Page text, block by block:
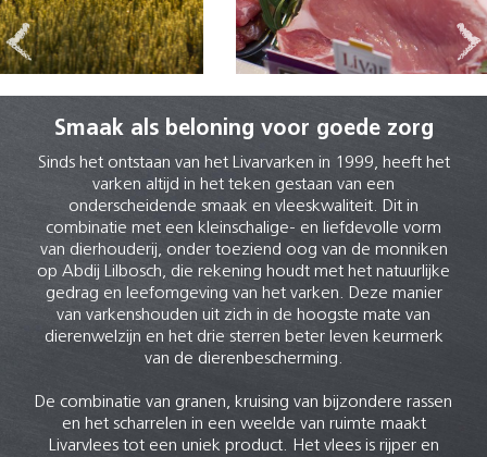
Smaak als beloning voor goede zorg
Sinds het ontstaan van het Livarvarken in 1999, heeft het
varken altijd in het teken gestaan van een
onderscheidende smaak en vleeskwaliteit. Dit in
combinatie met een kleinschalige- en liefdevolle vorm
van dierhouderij, onder toeziend oog van de monniken
op Abdij Lilbosch, die rekening houdt met het natuurlijke
gedrag en leefomgeving van het varken. Deze manier
van varkenshouden uit zich in de hoogste mate van
dierenwelzijn en het drie sterren beter leven keurmerk
van de dierenbescherming.
De combinatie van granen, kruising van bijzondere rassen
en het scharrelen in een weelde van ruimte maakt
Livarvlees tot een uniek product. Het vlees is rijper en